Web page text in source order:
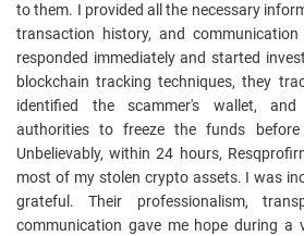
to them. I provided all the necessary
transaction history, and
responded immediately and started
blockchain tracking techniques, they
identified the scammer's wallet,
authorities to freeze the funds
Unbelievably, within 24 hours,
most of my stolen crypto assets. I was
grateful. Their professionalism,
communication gave me hope during a